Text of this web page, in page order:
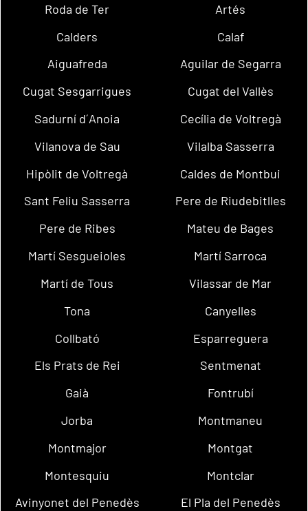
Roda de Ter
Artés
Calders
Calaf
Aiguafreda
Aguilar de Segarra
Cugat Sesgarrigues
Cugat del Vallès
Sadurní d´Anoia
Cecília de Voltregà
Vilanova de Sau
Vilalba Sasserra
Hipòlit de Voltregà
Caldes de Montbui
Sant Feliu Sasserra
Pere de Riudebitlles
Pere de Ribes
Mateu de Bages
Martí Sesgueioles
Martí Sarroca
Martí de Tous
Vilassar de Mar
Tona
Canyelles
Collbató
Esparreguera
Els Prats de Rei
Sentmenat
Gaià
Fontrubí
Jorba
Montmaneu
Montmajor
Montgat
Montesquiu
Montclar
Avinyonet del Penedès
El Pla del Penedès